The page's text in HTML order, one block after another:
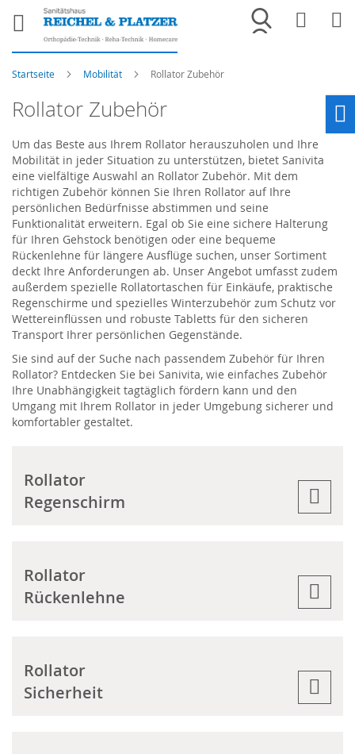
Merkliste
Startseite Mobilität Rollator Zubehör
Rollator Zubehör
Um das Beste aus Ihrem Rollator herauszuholen und Ihre
Mobilität in jeder Situation zu unterstützen, bietet Sanivita
eine vielfältige Auswahl an Rollator Zubehör. Mit dem
richtigen Zubehör können Sie Ihren Rollator auf Ihre
persönlichen Bedürfnisse abstimmen und seine
Funktionalität erweitern. Egal ob Sie eine sichere Halterung
für Ihren Gehstock benötigen oder eine bequeme
Rückenlehne für längere Ausflüge suchen, unser Sortiment
deckt Ihre Anforderungen ab. Unser Angebot umfasst zudem
außerdem spezielle Rollatortaschen für Einkäufe, praktische
Regenschirme und spezielles Winterzubehör zum Schutz vor
Wettereinflüssen und robuste Tabletts für den sicheren
Transport Ihrer persönlichen Gegenstände.
Sie sind auf der Suche nach passendem Zubehör für Ihren
Rollator? Entdecken Sie bei Sanivita, wie einfaches Zubehör
Ihre Unabhängigkeit tagtäglich fördern kann und den
Umgang mit Ihrem Rollator in jeder Umgebung sicherer und
komfortabler gestaltet.
Rollator
Regenschirm
Rollator
Rückenlehne
Rollator
Sicherheit